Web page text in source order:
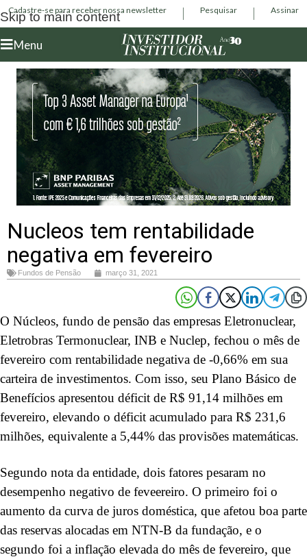
Skip to main content
Cadastre-se para receber nossa newsletter Pesquisar Assinar
Menu
Nucleos tem rentabilidade
negativa em fevereiro
Fundos de Pensão março 31, 2021
O Núcleos, fundo de pensão das empresas Eletronuclear,
Eletrobras Termonuclear, INB e Nuclep, fechou o mês de
fevereiro com rentabilidade negativa de -0,66% em sua
carteira de investimentos. Com isso, seu Plano Básico de
Benefícios apresentou déficit de R$ 91,14 milhões em
fevereiro, elevando o déficit acumulado para R$ 231,6
milhões, equivalente a 5,44% das provisões matemáticas.
Segundo nota da entidade, dois fatores pesaram no
desempenho negativo de feveereiro. O primeiro foi o
aumento da curva de juros doméstica, que afetou boa parte
das reservas alocadas em NTN-B da fundação, e o
segundo foi a inflação elevada do mês de fevereiro, que